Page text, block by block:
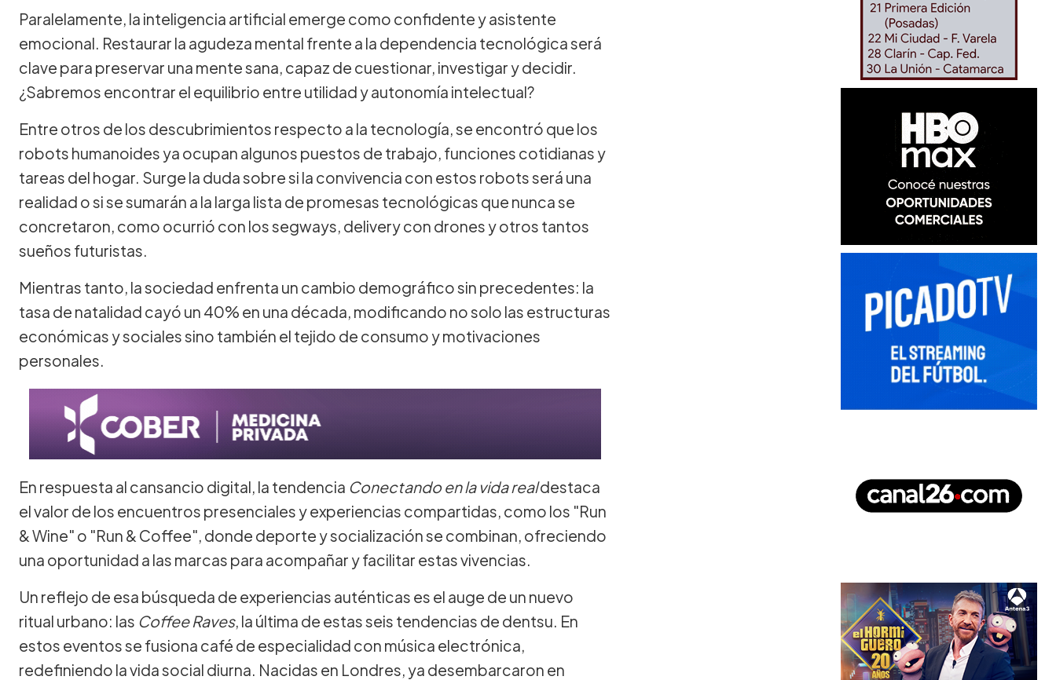
Paralelamente, la inteligencia artificial emerge como confidente y asistente
emocional. Restaurar la agudeza mental frente a la dependencia tecnológica será
clave para preservar una mente sana, capaz de cuestionar, investigar y decidir.
¿Sabremos encontrar el equilibrio entre utilidad y autonomía intelectual?
Entre otros de los descubrimientos respecto a la tecnología, se encontró que los
robots humanoides ya ocupan algunos puestos de trabajo, funciones cotidianas y
tareas del hogar. Surge la duda sobre si la convivencia con estos robots será una
realidad o si se sumarán a la larga lista de promesas tecnológicas que nunca se
concretaron, como ocurrió con los segways, delivery con drones y otros tantos
sueños futuristas.
Mientras tanto, la sociedad enfrenta un cambio demográfico sin precedentes: la
tasa de natalidad cayó un 40% en una década, modificando no solo las estructuras
económicas y sociales sino también el tejido de consumo y motivaciones
personales.
En respuesta al cansancio digital, la tendencia Conectando en la vida realdestaca
el valor de los encuentros presenciales y experiencias compartidas, como los "Run
& Wine" o "Run & Coffee", donde deporte y socialización se combinan, ofreciendo
una oportunidad a las marcas para acompañar y facilitar estas vivencias.
Un reflejo de esa búsqueda de experiencias auténticas es el auge de un nuevo
ritual urbano: las Coffee Raves, la última de estas seis tendencias de dentsu. En
estos eventos se fusiona café de especialidad con música electrónica,
redefiniendo la vida social diurna. Nacidas en Londres, ya desembarcaron en